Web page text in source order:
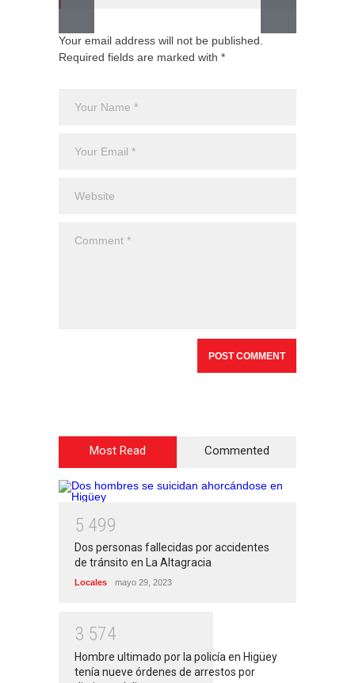
Your email address will not be published.
Required fields are marked with *
Most Read Commented
5 499
Dos personas fallecidas por accidentes
de tránsito en La Altagracia
Locales mayo 29, 2023
3 574
Hombre ultimado por la policía en Higüey
tenía nueve órdenes de arrestos por